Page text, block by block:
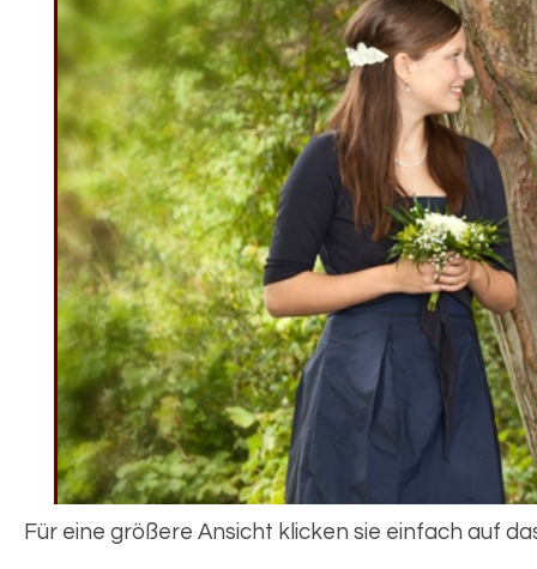
Für eine größere Ansicht klicken sie einfach auf